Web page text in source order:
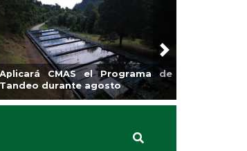
de
Guarniciones y banquetas para la
colonia El Mango en Pánuco
Next